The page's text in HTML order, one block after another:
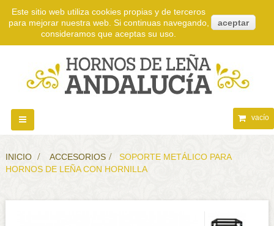
vacío
Navegación
Toggle
INICIO > ACCESORIOS >
SOPORTE METÁLICO PARA
HORNOS DE LEÑA CON HORNILLA
Este sitio web utiliza cookies propias y de terceros
para mejorar nuestra web. Si continuas navegando,
consideramos que aceptas su uso.
aceptar